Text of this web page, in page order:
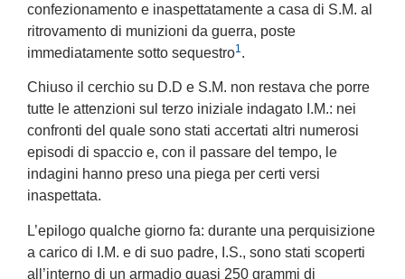
confezionamento e inaspettatamente a casa di S.M. al
ritrovamento di munizioni da guerra, poste
immediatamente sotto sequestro1.
Chiuso il cerchio su D.D e S.M. non restava che porre
tutte le attenzioni sul terzo iniziale indagato I.M.: nei
confronti del quale sono stati accertati altri numerosi
episodi di spaccio e, con il passare del tempo, le
indagini hanno preso una piega per certi versi
inaspettata.
L’epilogo qualche giorno fa: durante una perquisizione
a carico di I.M. e di suo padre, I.S., sono stati scoperti
all’interno di un armadio quasi 250 grammi di